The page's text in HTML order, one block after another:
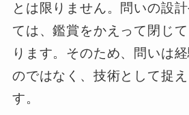
とは限りません。問いの設
ては、鑑賞をかえって閉じ
ります。そのため、問いは
のではなく、技術として捉
す。